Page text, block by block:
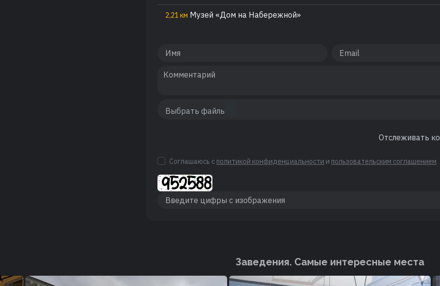
2,21 км Музей «Дом на Набережной»
Отслеживать
Соглашаюсь с политикой конфиденциальности и пользовательским соглашением
Заведения. Cамые интересные места